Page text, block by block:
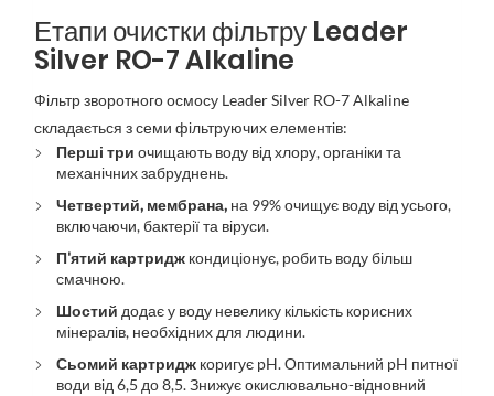
Етапи очистки фільтру Leader
Silver RO-7 Alkaline
Фільтр зворотного осмосу Leader Silver RO-7 Alkaline
складається з семи фільтруючих елементів:
Перші три очищають воду від хлору, органіки та
механічних забруднень.
Четвертий, мембрана, на 99% очищує воду від усього,
включаючи, бактерії та віруси.
П'ятий картридж кондиціонує, робить воду більш
смачною.
Шостий додає у воду невелику кількість корисних
мінералів, необхідних для людини.
Сьомий картридж коригує pH. Оптимальний pH питної
води від 6,5 до 8,5. Знижує окислювально-відновний